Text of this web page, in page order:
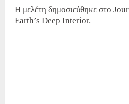
Η μελέτη δημοσιεύθηκε στο
Earth’s Deep Interior.